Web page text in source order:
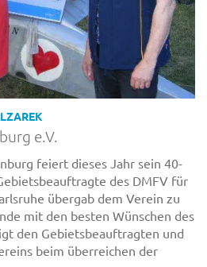
e.V.
feiert dieses Jahr sein 40-
des DMFV für
übergab dem Verein zu
mit den besten Wünschen des
den Gebietsbeauftragten und
beim überreichen der